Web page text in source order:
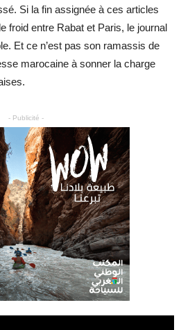
Si la fin assignée à ces articles
froid entre Rabat et Paris, le journal
Et ce n’est pas son ramassis de
marocaine à sonner la charge
- Publicité -